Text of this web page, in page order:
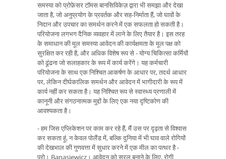
समस्या को प्रोफ़ेसर टॉमस बानसिविकेज़ द्वारा भी समझा और देखा
जाता है, जो अनुप्रयोग के प्रवर्तक और सह-निर्माता हैं, जो घावों के
निदान और उपचार का समर्थन करने में एक सफलता हो सकती है।
परियोजना लगभग दैनिक व्यवहार में लाने के लिए तैयार है। इस तरह
के समाधान की मूल समस्या आवेदन की कार्यक्षमता के मूल पक्ष को
सुरक्षित कर रही है, और अधिक विशेष रूप से - योग्य चिकित्सा कर्मियों
को ढूंढना जो सलाहकार के रूप में कार्य करेंगे। यह कर्मचारी
परियोजना के साथ एक निश्चित आकर्षण के आधार पर, तदर्थ आधार
पर, लेकिन दीर्घकालिक समर्थन और आवेदन में भागीदारी के रूप में
कार्य नहीं कर सकता है। यह निश्चित रूप से स्वास्थ्य प्रणाली में
कानूनी और संगठनात्मक मुद्दों के लिए एक नया दृष्टिकोण की
आवश्यकता है।
- हम जिस एप्लिकेशन पर काम कर रहे हैं, मैं उस पर दृढ़ता से विश्वास
कर सकता हूं, न केवल पोलैंड में, बल्कि दुनिया में भी घाव वाले रोगियों
की देखभाल की गुणवत्ता में सुधार करने में एक मील का पत्थर है -
प्रो। Banasiewicz। आवेदन को सरल बनाने के लिए, रोगी